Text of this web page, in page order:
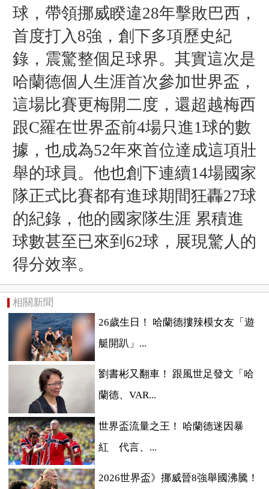
球，帶領挪威睽違28年擊敗巴西，
首度打入8強，創下多項歷史紀
錄，震驚整個足球界。 其實這次是
哈蘭德個人生涯首次參加世界盃，
這場比賽更梅開二度，還超越梅西
跟C羅在世界盃前4場只進1球的數
據，也成為52年來首位達成這項壯
舉的球員。他也創下連續14場國家
隊正式比賽都有進球期間狂轟27球
的紀錄，他的國家隊生涯 累積進
球數甚至已來到62球，展現驚人的
得分效率。
相關新聞
26歲生日！ 哈蘭德摟辣模女友「遊
艇開趴」...
劉書彬又翻車！ 跟風世足發文「哈
蘭德、VAR...
世界盃流量之王！ 哈蘭德迷因暴
紅 代言、...
2026世界盃》挪威晉8強舉國沸騰！